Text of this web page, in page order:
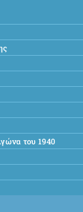
του 1940